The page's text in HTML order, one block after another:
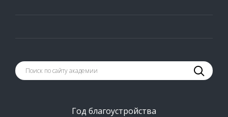
Год благоустройства